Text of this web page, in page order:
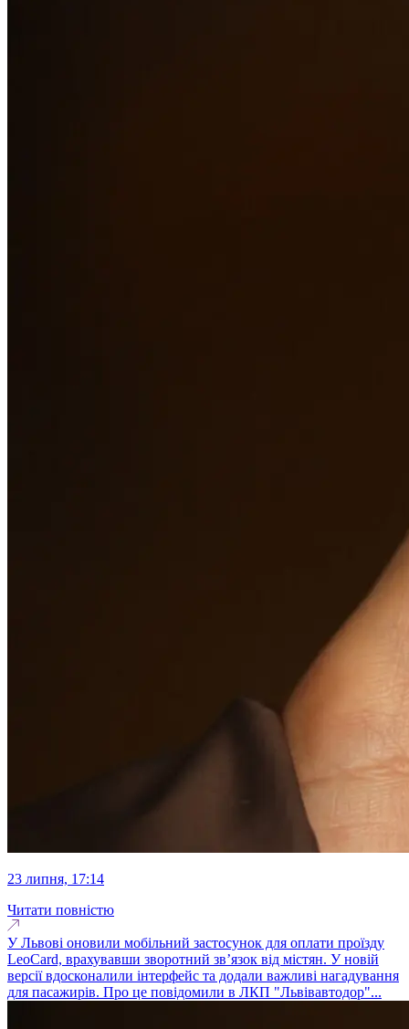
23 липня, 17:14
Читати повністю
У Львові оновили мобільний застосунок для оплати проїзду
LeoCard, врахувавши зворотний зв’язок від містян. У новій
версії вдосконалили інтерфейс та додали важливі нагадування
для пасажирів. Про це повідомили в ЛКП "Львівавтодор"...